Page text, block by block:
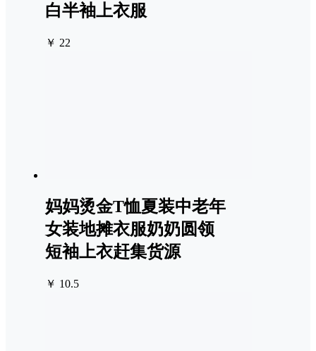
白半袖上衣服
￥ 22
妈妈烫金T恤夏装中老年
女装地摊衣服奶奶圆领
短袖上衣赶集货源
￥ 10.5